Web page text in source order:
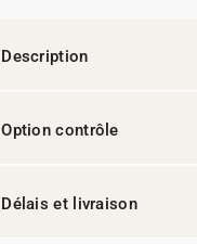
Description
Option contrôle
Délais et livraison